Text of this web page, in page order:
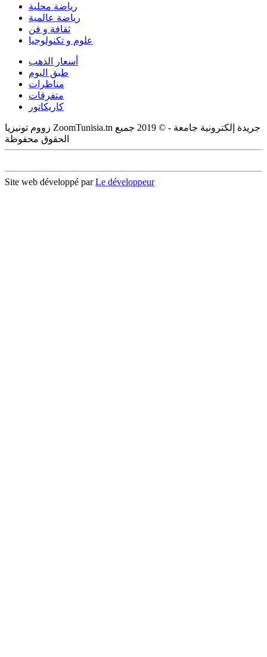
رياضة محلية
رياضة عالمية
ثقافة و فن
علوم و تكنولوجيا
أسعار الذهب
طبق اليوم
مناظرات
متفرقات
كاريكاتور
زووم تونيزيا ZoomTunisia.tn جريدة إلكترونية جامعة - © 2019 جميع
الحقوق محفوظة
Site web développé parLe développeur